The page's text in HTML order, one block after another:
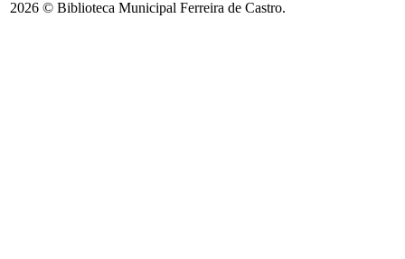
2026 © Biblioteca Municipal Ferreira de Castro.